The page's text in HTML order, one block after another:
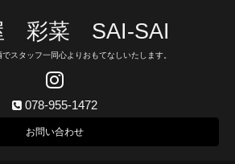
彩菜 SAI‐SAI
スタッフ一同心よりおもてなしいたします。
078-955-1472
お問い合わせ